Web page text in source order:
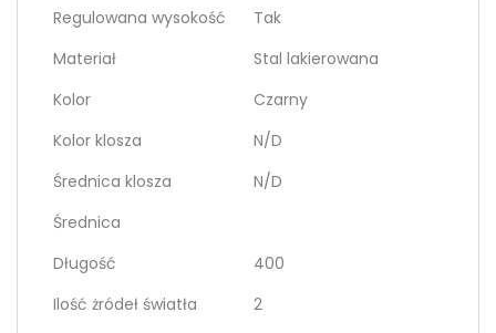
Regulowana wysokość
Tak
Materiał
Stal lakierowana
Kolor
Czarny
Kolor klosza
N/D
Średnica klosza
N/D
Średnica
Długość
400
Ilość żródeł światła
2